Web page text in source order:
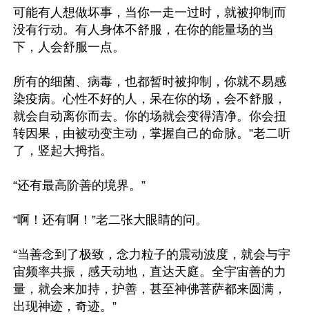
可能有人想做坏事，当你一走一过时，就被抑制而
没有行动。有人身体不舒服，在你的能量场的当
下，人会舒服一点。
所有的细菌、病毒，也都暂时被抑制，你就不易感
染疫病。心性不好的人，呆在你的场，会不舒服，
就会自动离你而去。你的场就会变得清净。你会扭
转因果，由被动变主动，掌握自己的命脉。”老二听
了，竖起大拇指。
“还有最高阶善的境界。”
“啊！还有啊！”老二张大眼睛的问。
“当善念到了极致，念力粒子的震动波度，就会与宇
宙频率共振，感天动地，直达天庭。全宇宙善的力
量，就会来加持，护善，甚至神佛菩萨都来圆满，
出现神迹，奇迹。”